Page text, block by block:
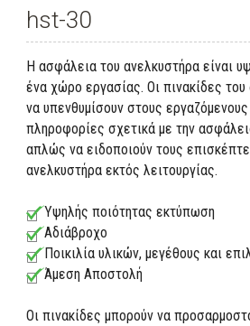
hst-30
Η ασφάλεια του ανελκυστήρα είναι
ένα χώρο εργασίας. Οι πινακίδες
να υπενθυμίσουν στους
πληροφορίες σχετικά με την
απλώς να ειδοποιούν τους
ανελκυστήρα εκτός λειτουργίας.
Υψηλής ποιότητας εκτύπωση
Αδιάβροχο
Ποικιλία υλικών, μεγέθους και
Άμεση Αποστολή
Οι πινακίδες μπορούν να